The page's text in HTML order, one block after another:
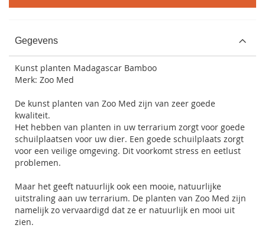
Gegevens
Kunst planten Madagascar Bamboo
Merk: Zoo Med
De kunst planten van Zoo Med zijn van zeer goede
kwaliteit.
Het hebben van planten in uw terrarium zorgt voor goede
schuilplaatsen voor uw dier. Een goede schuilplaats zorgt
voor een veilige omgeving. Dit voorkomt stress en eetlust
problemen.
Maar het geeft natuurlijk ook een mooie, natuurlijke
uitstraling aan uw terrarium. De planten van Zoo Med zijn
namelijk zo vervaardigd dat ze er natuurlijk en mooi uit
zien.